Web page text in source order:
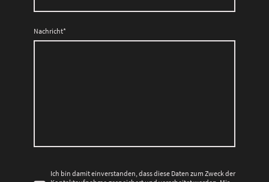
Nachricht*
Ich bin damit einverstanden, dass diese Daten zum Zweck der